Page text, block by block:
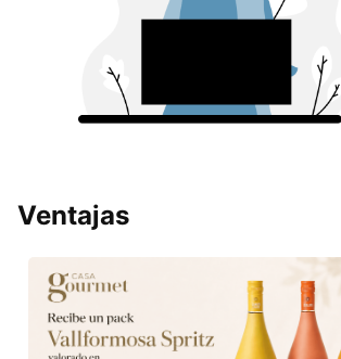
Ventajas